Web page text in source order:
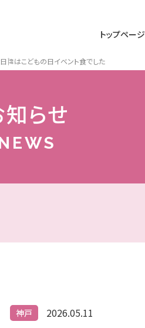
トップページ
🎏はこどもの日イベント食でした
知らせ
神戸 2026.05.11